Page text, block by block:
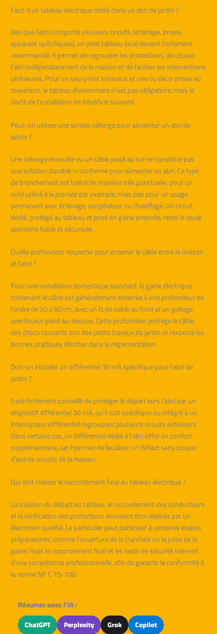
Faut-il un tableau électrique dédié dans un abri de jardin ?
Dès que l’abri comporte plusieurs circuits (éclairage, prises,
appareils spécifiques), un petit tableau local devient fortement
recommandé. Il permet de regrouper les protections, de couper
l’abri indépendamment de la maison et de faciliter les interventions
ultérieures. Pour un seul point lumineux et une ou deux prises au
maximum, le tableau divisionnaire n’est pas obligatoire, mais la
clarté de l’installation en bénéficie souvent.
Peut-on utiliser une simple rallonge pour alimenter un abri de
jardin ?
Une rallonge enroulée ou un câble posé au sol ne constitue pas
une solution durable ni conforme pour alimenter un abri. Ce type
de branchement est toléré de manière très ponctuelle, pour un
outil utilisé à la journée par exemple, mais pas pour un usage
permanent avec éclairage, congélateur ou chauffage. Un circuit
dédié, protégé au tableau et posé en gaine enterrée, reste la seule
approche fiable et sécurisée.
Quelle profondeur respecter pour enterrer le câble entre la maison
et l’abri ?
Pour une installation domestique standard, la gaine électrique
contenant le câble est généralement enterrée à une profondeur de
l’ordre de 50 à 60 cm, avec un lit de sable au fond et un grillage
avertisseur placé au-dessus. Cette profondeur protège le câble
des chocs courants lors des petits travaux de jardin et respecte les
bonnes pratiques décrites dans la réglementation.
Doit-on installer un différentiel 30 mA spécifique pour l’abri de
jardin ?
Il est fortement conseillé de protéger le départ vers l’abri par un
dispositif différentiel 30 mA, qu’il soit spécifique ou intégré à un
interrupteur différentiel regroupant plusieurs circuits extérieurs.
Dans certains cas, un différentiel dédié à l’abri offre un confort
supplémentaire, car il permet de localiser un défaut sans couper
d’autres circuits de la maison.
Qui doit réaliser le raccordement final au tableau électrique ?
La création du départ au tableau, le raccordement des conducteurs
et la vérification des protections devraient être réalisés par un
électricien qualifié. Le particulier peut participer à certaines étapes
préparatoires, comme l’ouverture de la tranchée ou la pose de la
gaine, mais le raccordement final et les tests de sécurité relèvent
d’une compétence professionnelle, afin de garantir la conformité à
la norme NF C 15-100.
Résumer avec l'IA :
ChatGPT Perplexity Grok Copilot